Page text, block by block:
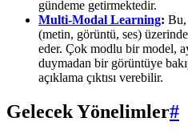
gündeme getirmektedir.
Multi-Modal Learning: Bu,
(metin, görüntü, ses)
eder. Çok modlu bir model,
duymadan bir görüntüye
açıklama çıktısı verebilir.
Gelecek Yönelimler#